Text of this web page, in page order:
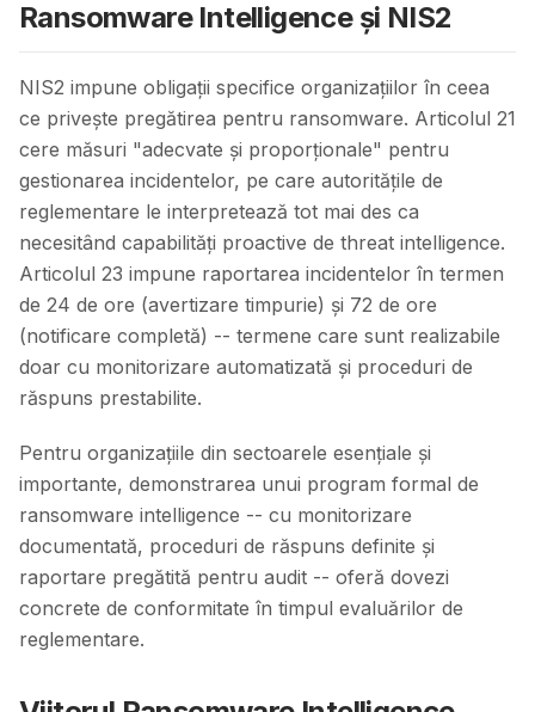
Ransomware Intelligence și NIS2
NIS2 impune obligații specifice organizațiilor în ceea
ce privește pregătirea pentru ransomware. Articolul 21
cere măsuri "adecvate și proporționale" pentru
gestionarea incidentelor, pe care autoritățile de
reglementare le interpretează tot mai des ca
necesitând capabilități proactive de threat intelligence.
Articolul 23 impune raportarea incidentelor în termen
de 24 de ore (avertizare timpurie) și 72 de ore
(notificare completă) -- termene care sunt realizabile
doar cu monitorizare automatizată și proceduri de
răspuns prestabilite.
Pentru organizațiile din sectoarele esențiale și
importante, demonstrarea unui program formal de
ransomware intelligence -- cu monitorizare
documentată, proceduri de răspuns definite și
raportare pregătită pentru audit -- oferă dovezi
concrete de conformitate în timpul evaluărilor de
reglementare.